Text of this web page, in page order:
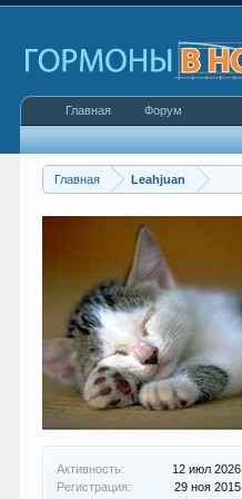
Главная Leahjuan
Активность:
12 июл 2026
Регистрация:
29 ноя 2015
Главная Форум